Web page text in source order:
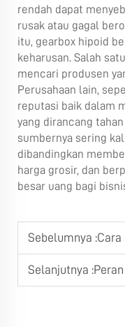
rendah dapat
rusak atau gagal
itu, gearbox hipoid
keharusan. Salah
mencari produsen
Perusahaan lain,
reputasi baik dalam
yang dirancang
sumbernya sering
dibandingkan
harga grosir, dan
besar uang bagi
Sebelumnya :Cara
Selanjutnya :Peran